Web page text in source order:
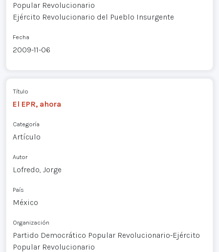
Popular Revolucionario
Ejército Revolucionario del Pueblo Insurgente
Fecha
2009-11-06
Título
El EPR, ahora
Categoría
Artículo
Autor
Lofredo, Jorge
País
México
Organización
Partido Democrático Popular Revolucionario-Ejército
Popular Revolucionario